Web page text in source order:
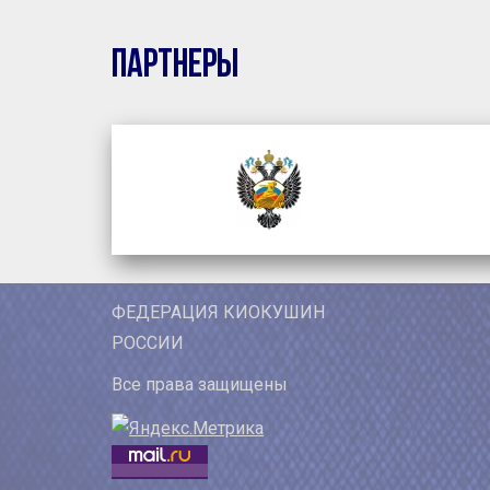
Партнеры
ФЕДЕРАЦИЯ КИОКУШИН
РОССИИ
Все права защищены